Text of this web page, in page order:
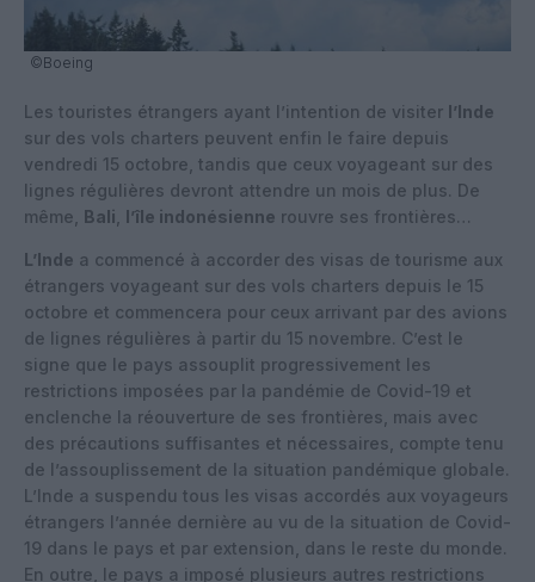
©Boeing
Les touristes étrangers ayant l’intention de visiter l’Inde
sur des vols charters peuvent enfin le faire depuis
vendredi 15 octobre, tandis que ceux voyageant sur des
lignes régulières devront attendre un mois de plus. De
même, Bali l’île indonésienne rouvre ses frontières…
L’Inde a commencé à accorder des visas de tourisme aux
étrangers voyageant sur des vols charters depuis le 15
octobre et commencera pour ceux arrivant par des avions
de lignes régulières à partir du 15 novembre. C’est le
signe que le pays assouplit progressivement les
restrictions imposées par la pandémie de Covid-19 et
enclenche la réouverture de ses frontières, mais avec
des précautions suffisantes et nécessaires, compte tenu
de l’assouplissement de la situation pandémique globale.
L’Inde a suspendu tous les visas accordés aux voyageurs
étrangers l’année dernière au vu de la situation de Covid-
19 dans le pays et par extension, dans le reste du monde.
En outre, le pays a imposé plusieurs autres restrictions